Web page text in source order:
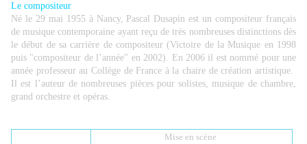
Le compositeur
Né le 29 mai 1955 à Nancy, Pascal Dusapin est un compositeur français
de musique contemporaine ayant reçu de très nombreuses distinctions dès
le début de sa carrière de compositeur (Victoire de la Musique en 1998
puis "compositeur de l’année" en 2002). En 2006 il est nommé pour une
année professeur au Collège de France à la chaire de création artistique.
Il est l’auteur de nombreuses pièces pour solistes, musique de chambre,
grand orchestre et opéras.
Mise en scène